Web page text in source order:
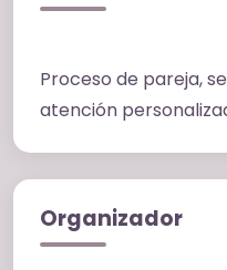
Proceso de pareja,
atención
Organizador